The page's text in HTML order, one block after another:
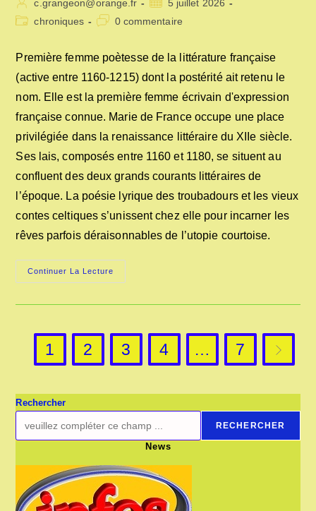
de
c.grangeon@orange.fr
publiée :
5 juillet 2026
Postchroniques
Commentaires
publication :
0 commentaire
Première femme poètesse de la littérature française
(active entre 1160-1215) dont la postérité ait retenu le
nom. Elle est la première femme écrivain d'expression
française connue. Marie de France occupe une place
privilégiée dans la renaissance littéraire du XIIe siècle.
Ses lais, composés entre 1160 et 1180, se situent au
confluent des deux grands courants littéraires de
l’époque. La poésie lyrique des troubadours et les vieux
contes celtiques s’unissent chez elle pour incarner les
rêves parfois déraisonnables de l’utopie courtoise.
Continuer La Lecture
DE
1 2 3 4 … 7 Aller à
Rechercher
RECHERCHER
News